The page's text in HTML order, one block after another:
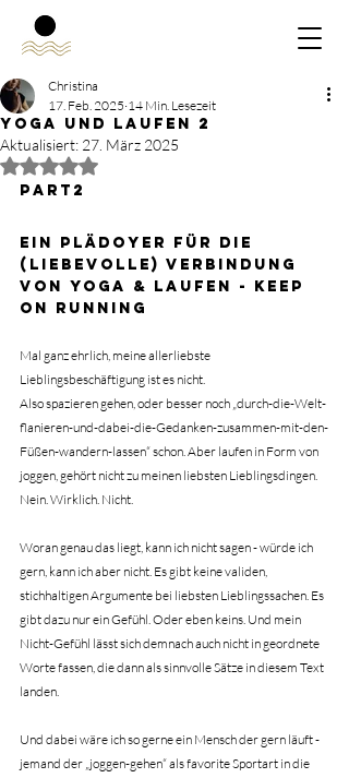
YOGA UND LAUFEN 2
Christina
17. Feb. 2025 14 Min. Lesezeit
Aktualisiert: 27. März 2025
Mit NaN von 5 Sternen bewertet.
Part2
Ein Plädoyer für die
(liebevolle) Verbindung
von Yoga & Laufen - keep
on running
Mal ganz ehrlich, meine allerliebste
Lieblingsbeschäftigung ist es nicht.
Also spazieren gehen, oder besser noch „durch-die-Welt-
flanieren-und-dabei-die-Gedanken-zusammen-mit-den-
Füßen-wandern-lassen“ schon. Aber laufen in Form von
joggen, gehört nicht zu meinen liebsten Lieblingsdingen.
Nein. Wirklich. Nicht.
Woran genau das liegt, kann ich nicht sagen - würde ich
gern, kann ich aber nicht. Es gibt keine validen,
stichhaltigen Argumente bei liebsten Lieblingssachen. Es
gibt dazu nur ein Gefühl. Oder eben keins. Und mein
Nicht-Gefühl lässt sich demnach auch nicht in geordnete
Worte fassen, die dann als sinnvolle Sätze in diesem Text
landen.
Und dabei wäre ich so gerne ein Mensch der gern läuft -
jemand der „joggen-gehen“ als favorite Sportart in die